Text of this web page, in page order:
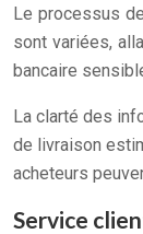
Le processus
sont variées,
bancaire
La clarté des
de livraison
acheteurs
Service